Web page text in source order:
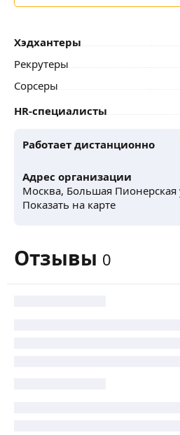
Хэдхантеры
Рекрутеры
Сорсеры
HR-специалисты
Работает дистанционно
Адрес организации
Москва, Большая Пионерская
Показать на карте
Отзывы 0